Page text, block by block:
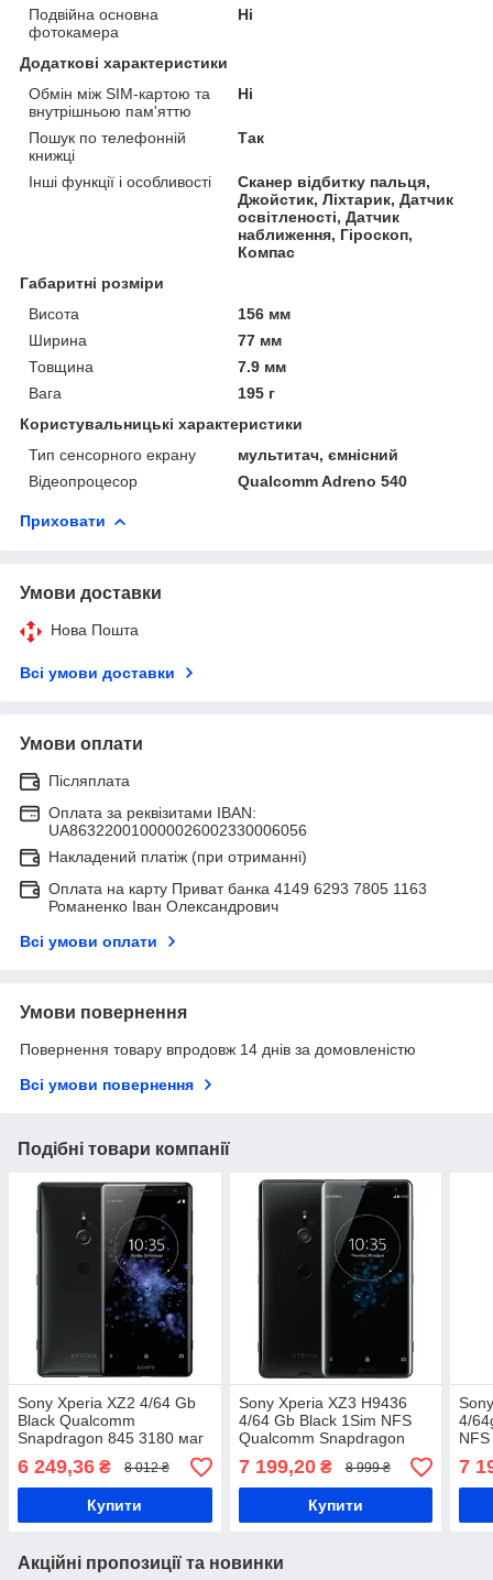
Подвійна основна
фотокамера
Ні
Додаткові характеристики
Обмін між SIM-картою та
внутрішньою пам'яттю
Ні
Пошук по телефонній
книжці
Так
Інші функції і особливості
Сканер відбитку пальця,
Джойстик, Ліхтарик, Датчик
освітленості, Датчик
наближення, Гіроскоп,
Компас
Габаритні розміри
Висота
156 мм
Ширина
77 мм
Товщина
7.9 мм
Вага
195 г
Користувальницькі характеристики
Тип сенсорного екрану
мультитач, ємнісний
Відеопроцесор
Qualcomm Adreno 540
Приховати
Умови доставки
Нова Пошта
Всі умови доставки
Умови оплати
Післяплата
Оплата за реквізитами IBAN:
UA863220010000026002330006056
Накладений платіж (при отриманні)
Оплата на карту Приват банка 4149 6293 7805 1163
Романенко Іван Олександрович
Всі умови оплати
Умови повернення
Повернення товару впродовж 14 днів за домовленістю
Всі умови повернення
Подібні товари компанії
Sony Xperia XZ2 4/64 Gb
Black Qualcomm
Snapdragon 845 3180 маг
6 249,36 ₴ 8 012 ₴
Купити
Sony Xperia XZ3 H9436
4/64 Gb Black 1Sim NFS
Qualcomm Snapdragon
845 3300 маг
7 199,20₴ 8 999 ₴
Купити
4/
7
Акційні пропозиції та новинки